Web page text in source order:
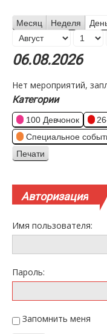
Месяц Неделя
Месяц
День
Год
06.08.2026
Нет мероприятий,
Категории
100 Девчонок
Специальное
Просмотр
Печати
Авторизация
Имя пользователя:
Пароль:
Запомнить меня